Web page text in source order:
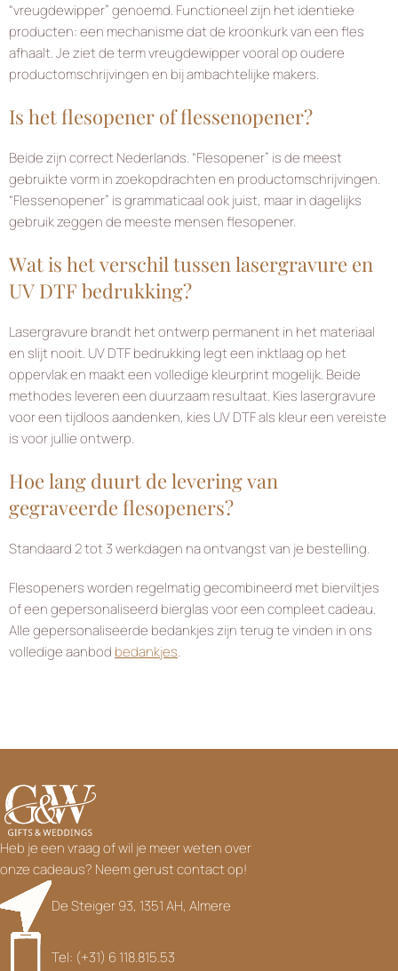
“vreugdewipper” genoemd. Functioneel zijn het identieke
producten: een mechanisme dat de kroonkurk van een fles
afhaalt. Je ziet de term vreugdewipper vooral op oudere
productomschrijvingen en bij ambachtelijke makers.
Is het flesopener of flessenopener?
Beide zijn correct Nederlands. “Flesopener” is de meest
gebruikte vorm in zoekopdrachten en productomschrijvingen.
“Flessenopener” is grammaticaal ook juist, maar in dagelijks
gebruik zeggen de meeste mensen flesopener.
Wat is het verschil tussen lasergravure en
UV DTF bedrukking?
Lasergravure brandt het ontwerp permanent in het materiaal
en slijt nooit. UV DTF bedrukking legt een inktlaag op het
oppervlak en maakt een volledige kleurprint mogelijk. Beide
methodes leveren een duurzaam resultaat. Kies lasergravure
voor een tijdloos aandenken, kies UV DTF als kleur een vereiste
is voor jullie ontwerp.
Hoe lang duurt de levering van
gegraveerde flesopeners?
Standaard 2 tot 3 werkdagen na ontvangst van je bestelling.
Flesopeners worden regelmatig gecombineerd met bierviltjes
of een gepersonaliseerd bierglas voor een compleet cadeau.
Alle gepersonaliseerde bedankjes zijn terug te vinden in ons
volledige aanbod bedankjes.
Heb je een vraag of wil je meer weten over
onze cadeaus? Neem gerust contact op!
De Steiger 93, 1351 AH, Almere
Tel: (+31) 6 118.815.53